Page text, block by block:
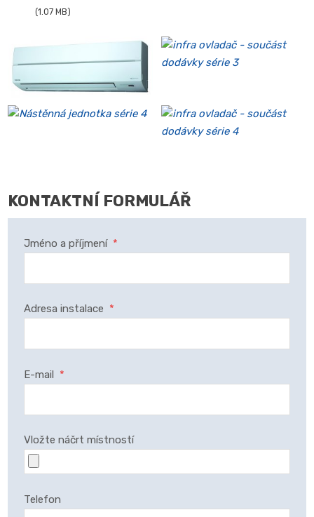
1.07 MB
KONTAKTNÍ FORMULÁŘ
Jméno a příjmení *
Adresa instalace *
E-mail *
Vložte náčrt místností
Telefon